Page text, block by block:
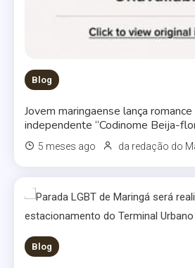
Blog
Jovem maringaense lança
independente “Codinome Beija-
5 meses ago da redação do
Blog